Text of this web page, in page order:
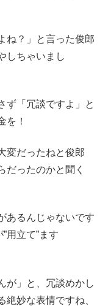
ね？」と言った俊郎
しちゃいまし
ず「冗談ですよ」と
を！
変だったねと俊郎
だったのかと聞く
あるんじゃないです
用立て”ます
が」と、冗談めかし
妙な表情ですね、